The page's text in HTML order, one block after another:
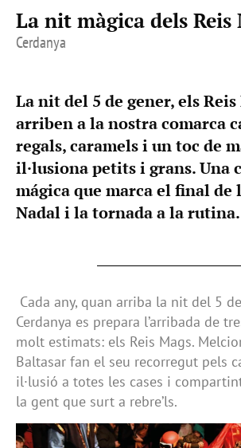
La nit màgica dels Reis
Cerdanya
La nit del 5 de gener, els Reis
arriben a la nostra comarca
regals, caramels i un toc de
il·lusiona petits i grans. Una
mágica que marca el final de
Nadal i la tornada a la rutina.
Cada any, quan arriba la nit del 5
Cerdanya es prepara l’arribada de
molt estimats: els Reis Mags.
Baltasar fan el seu recorregut pels
il·lusió a totes les cases i
la gent que surt a rebre’ls.